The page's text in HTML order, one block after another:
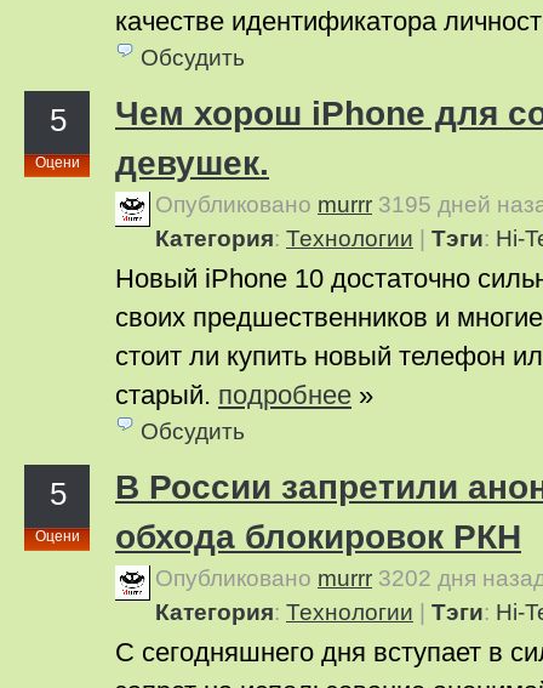
качестве идентификатора
Обсудить
5
Оцени
Чем хорош iPhone для
девушек.
Опубликовано murrr 3195 дней
Категория: Технологии Тэги: Hi-
Новый iPhone 10 достаточно
своих предшественников и
стоит ли купить новый телефон
старый. подробнее »
Обсудить
5
Оцени
В России запретили
обхода блокировок РКН
Опубликовано murrr 3202 дня
Категория: Технологии Тэги: Hi-
С сегодняшнего дня вступает в